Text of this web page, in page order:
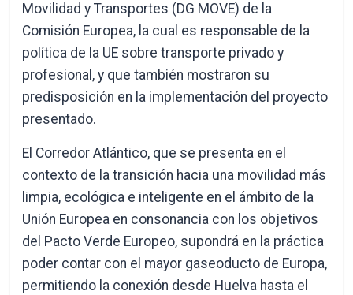
Movilidad y Transportes (DG MOVE) de la
Comisión Europea, la cual es responsable de la
política de la UE sobre transporte privado y
profesional, y que también mostraron su
predisposición en la implementación del proyecto
presentado.
El Corredor Atlántico, que se presenta en el
contexto de la transición hacia una movilidad más
limpia, ecológica e inteligente en el ámbito de la
Unión Europea en consonancia con los objetivos
del Pacto Verde Europeo, supondrá en la práctica
poder contar con el mayor gaseoducto de Europa,
permitiendo la conexión desde Huelva hasta el